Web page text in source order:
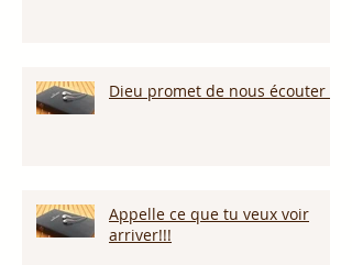
Dieu promet de nous écouter !
Appelle ce que tu veux voir
arriver!!!